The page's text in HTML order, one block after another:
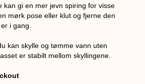
kan gi en mer jevn spiring for visse
mørk pose eller klut og fjerne den
i gang.
kan skylle og tømme vann uten
er stabilt mellom skyllingene.